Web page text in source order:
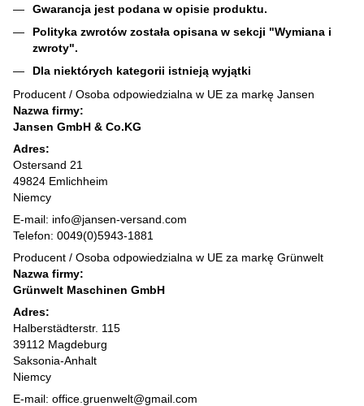
Gwarancja jest podana w opisie produktu.
Polityka zwrotów została opisana w sekcji "Wymiana i
zwroty".
Dla niektórych kategorii istnieją wyjątki
Producent / Osoba odpowiedzialna w UE za markę Jansen
Nazwa firmy:
Jansen GmbH & Co.KG
Adres:
Ostersand 21
49824 Emlichheim
Niemcy
E-mail: info@jansen-versand.com
Telefon: 0049(0)5943-1881
Producent / Osoba odpowiedzialna w UE za markę Grünwelt
Nazwa firmy:
Grünwelt Maschinen GmbH
Adres:
Halberstädterstr. 115
39112 Magdeburg
Saksonia-Anhalt
Niemcy
E-mail: office.gruenwelt@gmail.com